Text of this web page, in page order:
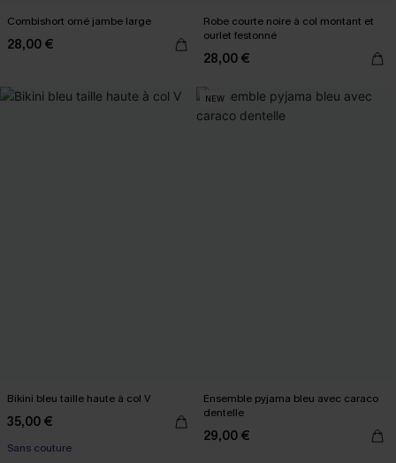
Combishort orné jambe large
28,00 €
Robe courte noire à col montant et
ourlet festonné
28,00 €
Bikini bleu taille haute à col V
35,00 €
Sans couture
NEW
Ensemble pyjama bleu avec caraco
dentelle
29,00 €